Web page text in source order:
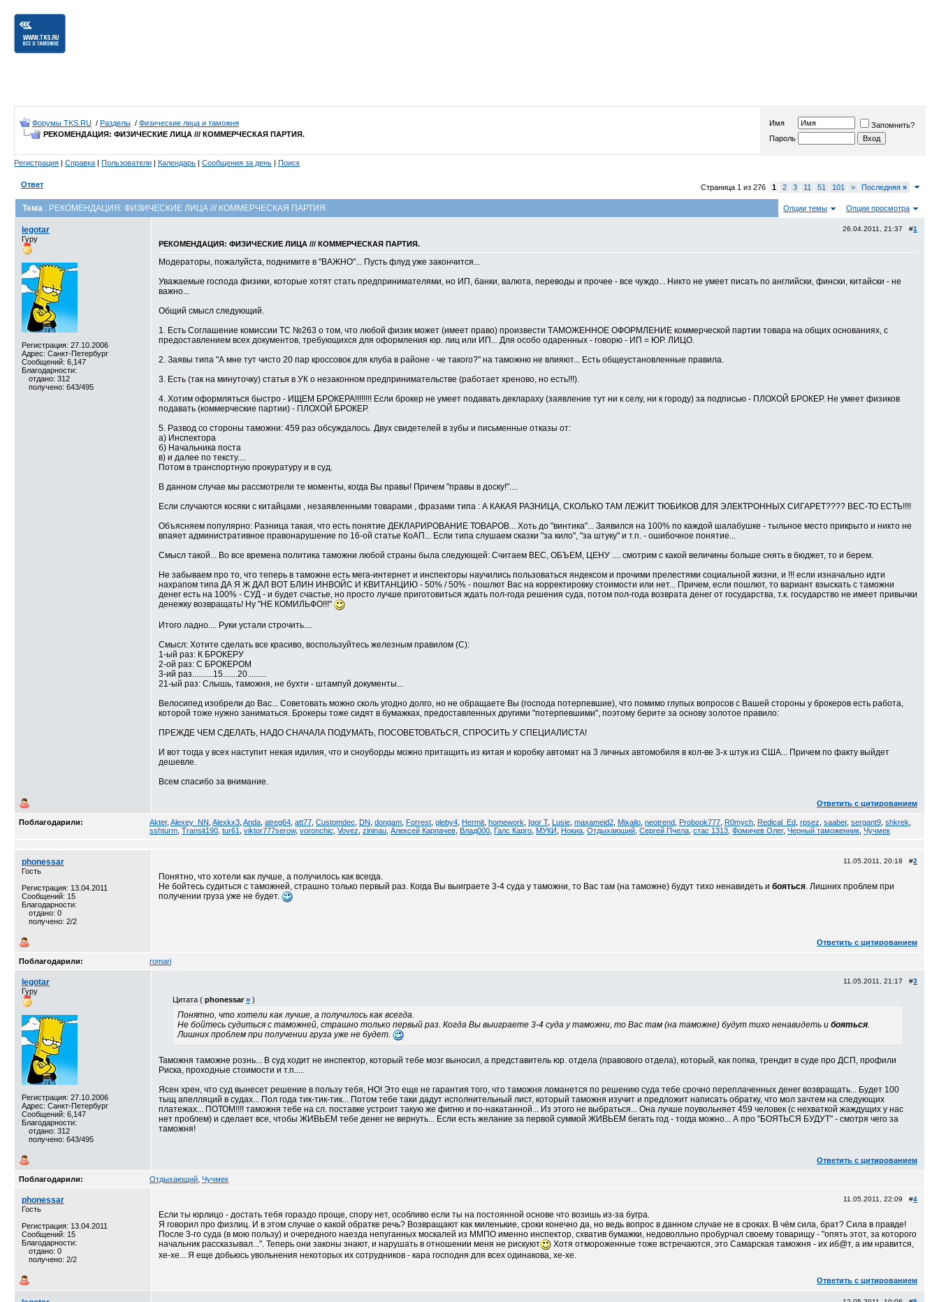
Форумы TKS.RU / Разделы / Физические лица и таможня
РЕКОМЕНДАЦИЯ: ФИЗИЧЕСКИЕ ЛИЦА /// КОММЕРЧЕСКАЯ ПАРТИЯ.
Имя
Запомнить?
Пароль
Регистрация | Справка | Пользователи | Календарь | Сообщения за день | Поиск
Ответ Страница 1 из 276 1 2 3 11 51 101 > Последняя »
Тема : РЕКОМЕНДАЦИЯ: ФИЗИЧЕСКИЕ ЛИЦА /// КОММЕРЧЕСКАЯ ПАРТИЯ. Опции темы Опции просмотра
legotar
Гуру
Регистрация: 27.10.2006
Адрес: Санкт-Петербург
Сообщений: 6,147
Благодарности:
отдано: 312
получено: 643/495
26.04.2011, 21:37 #1
РЕКОМЕНДАЦИЯ: ФИЗИЧЕСКИЕ ЛИЦА /// КОММЕРЧЕСКАЯ ПАРТИЯ.
Модераторы, пожалуйста, поднимите в "ВАЖНО"... Пусть флуд уже закончится...
Уважаемые господа физики, которые хотят стать предпринимателями, но ИП, банки, валюта, переводы и прочее - все чуждо... Никто не умеет писать по английски, фински, китайски - не
важно...
Общий смысл следующий.
1. Есть Соглашение комиссии ТС №263 о том, что любой физик может (имеет право) произвести ТАМОЖЕННОЕ ОФОРМЛЕНИЕ коммерческой партии товара на общих основаниях, с
предоставлением всех документов, требующихся для оформления юр. лиц или ИП... Для особо одаренных - говорю - ИП = ЮР. ЛИЦО.
2. Заявы типа "А мне тут чисто 20 пар кроссовок для клуба в районе - че такого?" на таможню не влияют... Есть общеустановленные правила.
3. Есть (так на минуточку) статья в УК о незаконном предпринимательстве (работает хреново, но есть!!!).
4. Хотим оформляться быстро - ИЩЕМ БРОКЕРА!!!!!!!! Если брокер не умеет подавать деклараху (заявление тут ни к селу, ни к городу) за подписью - ПЛОХОЙ БРОКЕР. Не умеет физиков
подавать (коммерческие партии) - ПЛОХОЙ БРОКЕР.
5. Развод со стороны таможни: 459 раз обсуждалось. Двух свидетелей в зубы и письменные отказы от:
а) Инспектора
б) Начальника поста
в) и далее по тексту....
Потом в транспортную прокуратуру и в суд.
В данном случае мы рассмотрели те моменты, когда Вы правы! Причем "правы в доску!"....
Если случаются косяки с китайцами , незаявленными товарами , фразами типа : А КАКАЯ РАЗНИЦА, СКОЛЬКО ТАМ ЛЕЖИТ ТЮБИКОВ ДЛЯ ЭЛЕКТРОННЫХ СИГАРЕТ???? ВЕС-ТО ЕСТЬ!!!!
Объясняем популярно: Разница такая, что есть понятие ДЕКЛАРИРОВАНИЕ ТОВАРОВ... Хоть до "винтика"... Заявился на 100% по каждой шалабушке - тыльное место прикрыто и никто не
впаяет административное правонарушение по 16-ой статье КоАП... Если типа слушаем сказки "за кило", "за штуку" и т.п. - ошибочное понятие...
Смысл такой... Во все времена политика таможни любой страны была следующей: Считаем ВЕС, ОБЪЕМ, ЦЕНУ .... смотрим с какой величины больше снять в бюджет, то и берем.
Не забываем про то, что теперь в таможне есть мега-интернет и инспекторы научились пользоваться яндексом и прочими прелестями социальной жизни, и !!! если изначально идти
нахрапом типа ДА Я Ж ДАЛ ВОТ БЛИН ИНВОЙС И КВИТАНЦИЮ - 50% / 50% - пошлют Вас на корректировку стоимости или нет... Причем, если пошлют, то вариант взыскать с таможни
денег есть на 100% - СУД - и будет счастье, но просто лучше приготовиться ждать пол-года решения суда, потом пол-года возврата денег от государства, т.к. государство не имеет привычки
денежку возвращать! Ну "НЕ КОМИЛЬФО!!!"
Итого ладно.... Руки устали строчить....
Смысл: Хотите сделать все красиво, воспользуйтесь железным правилом (С):
1-ый раз: К БРОКЕРУ
2-ой раз: С БРОКЕРОМ
3-ий раз..........15.......20.........
21-ый раз: Слышь, таможня, не бухти - штампуй документы...
Велосипед изобрели до Вас... Советовать можно сколь угодно долго, но не обращаете Вы (господа потерпевшие), что помимо глупых вопросов с Вашей стороны у брокеров есть работа,
которой тоже нужно заниматься. Брокеры тоже сидят в бумажках, предоставленных другими "потерпевшими", поэтому берите за основу золотое правило:
ПРЕЖДЕ ЧЕМ СДЕЛАТЬ, НАДО СНАЧАЛА ПОДУМАТЬ, ПОСОВЕТОВАТЬСЯ, СПРОСИТЬ У СПЕЦИАЛИСТА!
И вот тогда у всех наступит некая идилия, что и сноуборды можно притащить из китая и коробку автомат на 3 личных автомобиля в кол-ве 3-х штук из США... Причем по факту выйдет
дешевле.
Всем спасибо за внимание.
Ответить с цитированием
Поблагодарили: Akter, Alexey_NN Alexkx3 Anda atreg64 att77 Customdec DN dongam Forrest gleby4 Hermit homework Igor T, Lusie maxameid2 Mixailo neotrend Probook777 R0mych Redical_Ed rpsez saaber, sergant9 shkrek
sshturm Transit190 tur61 viktor777serow, voronchic Vovez zininau Алексей Карпачев Влад000 Галс Карго МУКИ Нокиа Отдыхающий Сергей Пчела стас 1313 Фомичев Олег, Черный таможенник Чучмек
phonessar
Гость
Регистрация: 13.04.2011
Сообщений: 15
Благодарности:
отдано: 0
получено: 2/2
11.05.2011, 20:18 #2
Понятно, что хотели как лучше, а получилось как всегда.
Не бойтесь судиться с таможней, страшно только первый раз. Когда Вы выиграете 3-4 суда у таможни, то Вас там (на таможне) будут тихо ненавидеть и бояться. Лишних проблем при
получении груза уже не будет.
Ответить с цитированием
Поблагодарили: romari
legotar
Гуру
Регистрация: 27.10.2006
Адрес: Санкт-Петербург
Сообщений: 6,147
Благодарности:
отдано: 312
получено: 643/495
11.05.2011, 21:17 #3
Цитата ( phonessar » )
Понятно, что хотели как лучше, а получилось как всегда.
Не бойтесь судиться с таможней, страшно только первый раз. Когда Вы выиграете 3-4 суда у таможни, то Вас там (на таможне) будут тихо ненавидеть и бояться.
Лишних проблем при получении груза уже не будет.
Таможня таможне рознь... В суд ходит не инспектор, который тебе мозг выносил, а представитель юр. отдела (правового отдела), который, как попка, трендит в суде про ДСП, профили
Риска, проходные стоимости и т.п.....
Ясен хрен, что суд вынесет решение в пользу тебя, НО! Это еще не гарантия того, что таможня ломанется по решению суда тебе срочно переплаченных денег возвращать... Будет 100
тыщ апелляций в судах... Пол года тик-тик-тик... Потом тебе таки дадут исполнительный лист, который таможня изучит и предложит написать обратку, что мол зачтем на следующих
платежах... ПОТОМ!!!! таможня тебе на сл. поставке устроит такую же фигню и по-накатанной... Из этого не выбраться... Она лучше поувольняет 459 человек (с нехваткой жаждущих у нас
нет проблем) и сделает все, чтобы ЖИВЬЕМ тебе денег не вернуть... Если есть желание за первой суммой ЖИВЬЕМ бегать год - тогда можно... А про "БОЯТЬСЯ БУДУТ" - смотря чего за
таможня!
Ответить с цитированием
Поблагодарили: Отдыхающий Чучмек
phonessar
Гость
Регистрация: 13.04.2011
Сообщений: 15
Благодарности:
отдано: 0
получено: 2/2
11.05.2011, 22:09 #4
Если ты юрлицо - достать тебя гораздо проще, спору нет, особливо если ты на постоянной основе что возишь из-за бугра.
Я говорил про физлиц. И в этом случае о какой обратке речь? Возвращают как миленькие, сроки конечно да, но ведь вопрос в данном случае не в сроках. В чём сила, брат? Сила в правде!
После 3-го суда (в мою пользу) и очередного наезда непуганных москалей из ММПО именно инспектор, схватив бумажки, недоволльно пробурчал своему товарищу - "опять этот, за которого
начальник рассказывал...". Теперь они законы знают, и нарушать в отношении меня не рискуют
Хотя отмороженные тоже встречаются, это Самарская таможня - их иб@т, а им нравится,
хе-хе... Я еще добьюсь увольнения некоторых их сотрудников - кара господня для всех одинакова, хе-хе.
Ответить с цитированием